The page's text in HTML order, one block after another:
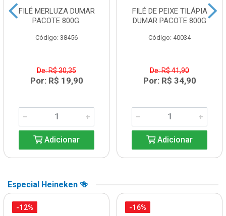
FILÉ MERLUZA DUMAR
PACOTE 800G.
Código: 38456
De: R$ 30,35
Por: R$ 19,90
Adicionar
FILÉ DE PEIXE TILÁPIA
DUMAR PACOTE 800G
Código: 40034
De: R$ 41,90
Por: R$ 34,90
Adicionar
Especial Heineken 🍻
-12% -16%